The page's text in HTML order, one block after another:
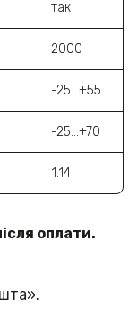
так
2000
-25…+55
-25…+70
1.14
оплати.